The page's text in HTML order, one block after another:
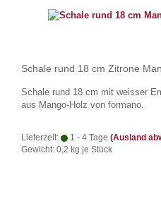
Schale rund 18 cm Zitrone
Schale rund 18 cm mit weisser
aus Mango-Holz von formano.
Lieferzeit: 1 - 4 Tage (Ausland
Gewicht: 0,2 kg je Stück